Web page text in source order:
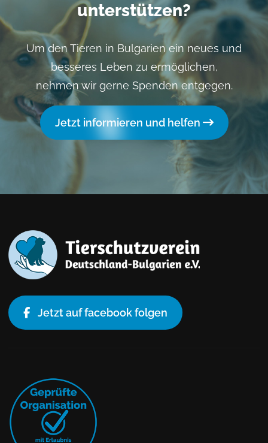
unterstützen?
Um den Tieren in Bulgarien ein neues und
besseres Leben zu ermöglichen,
nehmen wir gerne Spenden entgegen.
Jetzt informieren und helfen
Jetzt auf facebook folgen